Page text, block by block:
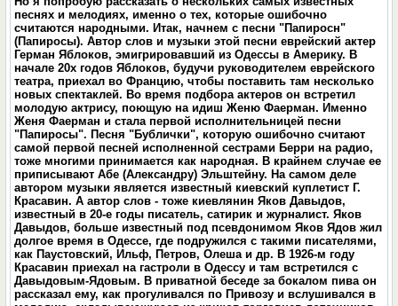
песнях и мелодиях, именно о тех, которые ошибочно
считаются народными. Итак, начнем с песни "Папиросн"
(Папиросы). Автор слов и музыки этой песни еврейский актер
Герман Яблоков, эмигрировавший из Одессы в Америку. В
начале 20х годов Яблоков, будучи руководителем еврейского
театра, приехал во Францию, чтобы поставить там несколько
новых спектаклей. Во время подбора актеров он встретил
молодую актрису, поющую на идиш Женю Фаерман. Именно
Женя Фаерман и стала первой исполнительницей песни
"Папиросы". Песня "Бублички", которую ошибочно считают
самой первой песней исполненной сестрами Берри на радио,
тоже многими принимается как народная. В крайнем случае ее
приписывают Абе (Александру) Эльштейну. На самом деле
автором музыки является известный киевский куплетист Г.
Красавин. А автор слов - тоже киевлянин Яков Давыдов,
известный в 20-е годы писатель, сатирик и журналист. Яков
Давыдов, больше известный под псевдонимом Яков Ядов жил
долгое время в Одессе, где подружился с такими писателями,
как Паустовский, Ильф, Петров, Олеша и др. В 1926-м году
Красавин приехал на гастроли в Одессу и там встретился с
Давыдовым-Ядовым. В приватной беседе за бокалом пива он
рассказал ему, как прогуливался по Привозу и вслушивался в